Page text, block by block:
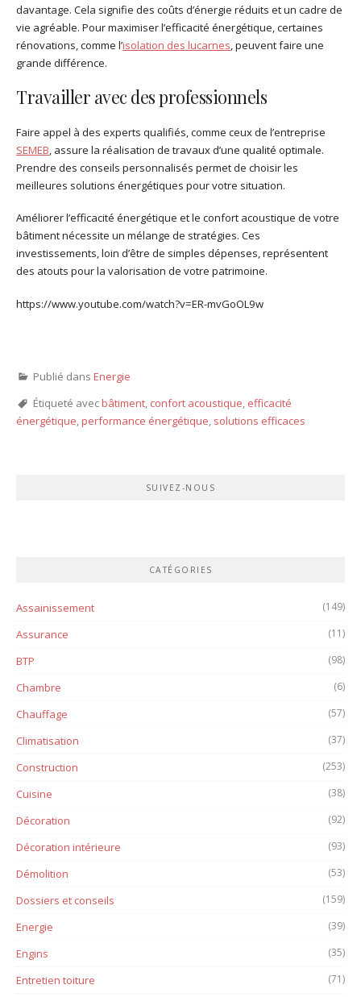
davantage. Cela signifie des coûts d’énergie réduits et un cadre de
vie agréable. Pour maximiser l’efficacité énergétique, certaines
rénovations, comme l’isolation des lucarnes, peuvent faire une
grande différence.
Travailler avec des professionnels
Faire appel à des experts qualifiés, comme ceux de l’entreprise
SEMEB, assure la réalisation de travaux d’une qualité optimale.
Prendre des conseils personnalisés permet de choisir les
meilleures solutions énergétiques pour votre situation.
Améliorer l’efficacité énergétique et le confort acoustique de votre
bâtiment nécessite un mélange de stratégies. Ces
investissements, loin d’être de simples dépenses, représentent
des atouts pour la valorisation de votre patrimoine.
https://www.youtube.com/watch?v=ER-mvGoOL9w
Publié dans Energie
Étiqueté avecbâtiment, confort acoustique, efficacité
énergétique,performance énergétique, solutions efficaces
SUIVEZ-NOUS
CATÉGORIES
Assainissement (149)
Assurance (11)
BTP (98)
Chambre (6)
Chauffage (57)
Climatisation (37)
Construction (253)
Cuisine (38)
Décoration (92)
Décoration intérieure (93)
Démolition (53)
Dossiers et conseils (159)
Energie (39)
Engins (35)
Entretien toiture (71)